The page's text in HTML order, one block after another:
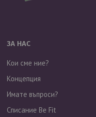
ЗА НАС
Кои сме ние?
Концепция
Имате въпроси?
Списание Be Fit